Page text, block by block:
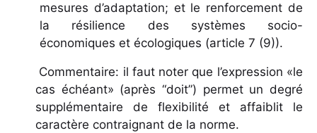
mesures d’adaptation; et le renforcement de
la résilience des systèmes socio-
économiques et écologiques (article 7 (9)).
Commentaire: il faut noter que l’expression «le
cas échéant» (après “doit”) permet un degré
supplémentaire de flexibilité et affaiblit le
caractère contraignant de la norme.